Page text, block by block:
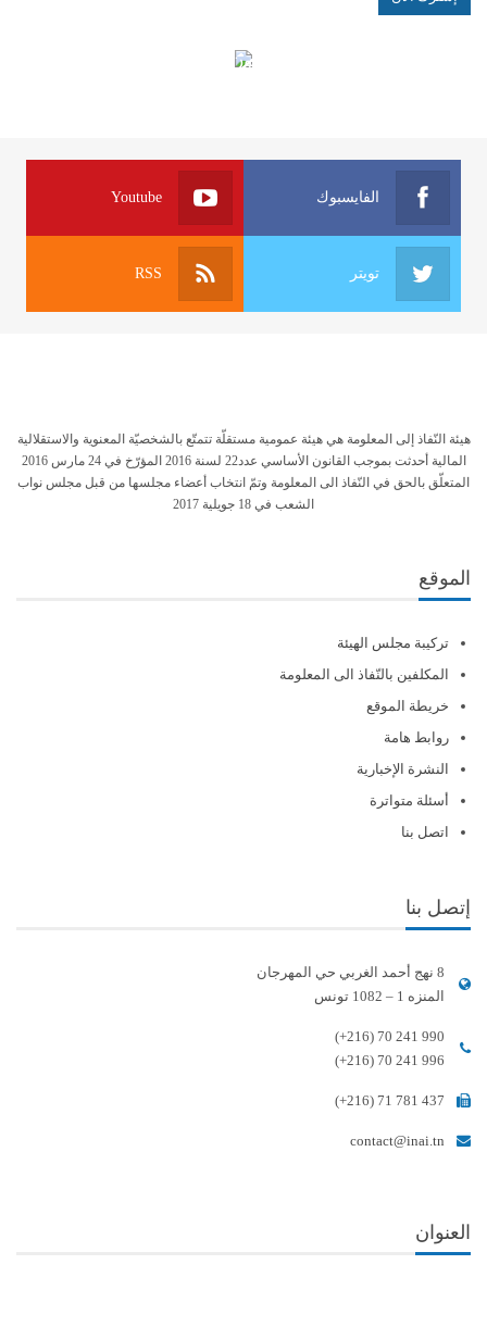
الهياكل الخاضعة لقانون النفاذ إلى المعلومة
الفايسبوك Youtube
تويتر RSS
هيئة النّفاذ إلى المعلومة هي هيئة عمومية مستقلّة تتمتّع بالشخصيّة المعنوية والاستقلالية
المالية أحدثت بموجب القانون الأساسي عدد22 لسنة 2016 المؤرّخ في 24 مارس 2016
المتعلّق بالحق في النّفاذ الى المعلومة وتمّ انتخاب أعضاء مجلسها من قبل مجلس نواب
الشعب في 18 جويلية 2017
الموقع
تركيبة مجلس الهيئة
المكلفين بالنّفاذ الى المعلومة
خريطة الموقع
روابط هامة
النشرة الإخبارية
أسئلة متواترة
اتصل بنا
إتصل بنا
8 نهج أحمد الغربي حي المهرجان
المنزه 1 – 1082 تونس
(+216) 70 241 990
(+216) 70 241 996
(+216) 71 781 437
contact@inai.tn
العنوان